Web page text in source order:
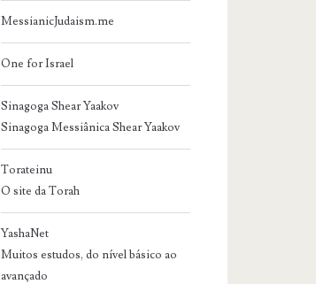
MessianicJudaism.me
One for Israel
Sinagoga Shear Yaakov
Sinagoga Messiânica Shear Yaakov
Torateinu
O site da Torah
YashaNet
Muitos estudos, do nível básico ao
avançado